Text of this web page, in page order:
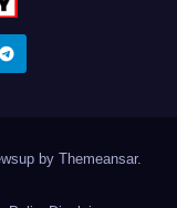
by Themeansar.